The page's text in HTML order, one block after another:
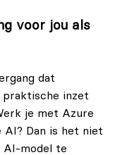
voor jou als
dat
praktische inzet
je met Azure
AI? Dan is het niet
AI-model te